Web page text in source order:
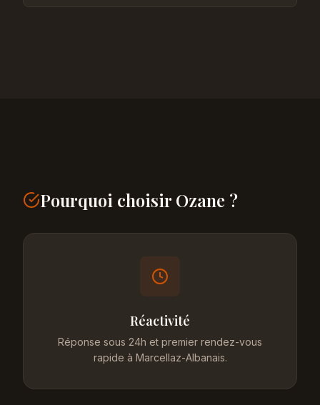
Pourquoi choisir Ozane ?
Réactivité
Réponse sous 24h et premier rendez-vous
rapide à Marcellaz-Albanais.